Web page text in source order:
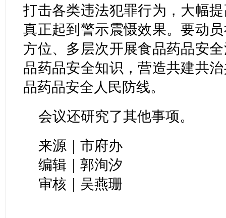
打击各类违法犯罪行为，大幅
真正起到警示震慑效果。要动
方位、多层次开展食品药品安
品药品安全知识，营造共建共
品药品安全人民防线。
会议还研究了其他事项。
来源｜市府办
编辑｜郭洵汐
审核｜吴燕珊